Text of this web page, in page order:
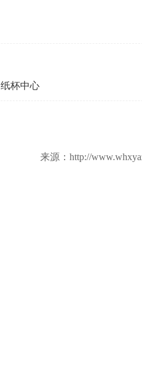
纸杯中心
来源：http://